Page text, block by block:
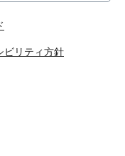
ビリティ方針